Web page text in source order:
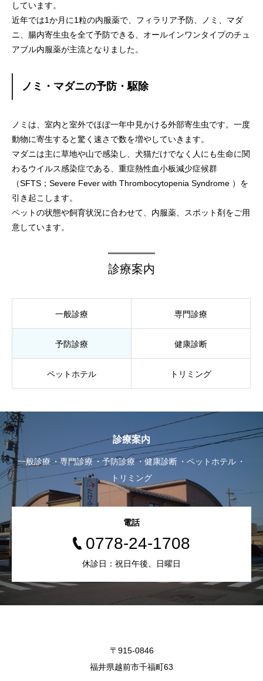
しています。
近年では1か月に1粒の内服薬で、フィラリア予防、ノミ、マダ
ニ、腸内寄生虫を全て予防できる、オールインワンタイプのチュ
アブル内服薬が主流となりました。
ノミ・マダニの予防・駆除
ノミは、室内と室外でほぼ一年中見かける外部寄生虫です。一度
動物に寄生すると驚く速さで数を増やしていきます。
マダニは主に草地や山で感染し、犬猫だけでなく人にも生命に関
わるウイルス感染症である、重症熱性血小板減少症候群
（SFTS；Severe Fever with Thrombocytopenia Syndrome ）を
引き起こします。
ペットの状態や飼育状況に合わせて、内服薬、スポット剤をご用
意しています。
診療案内
一般診療 専門診療
予防診療 健康診断
ペットホテル トリミング
診療案内
一般診療 専門診療 予防診療 健康診断
ペットホテル
トリミング
電話
0778-24-1708
休診日：祝日午後、日曜日
〒915-0846
福井県越前市千福町63